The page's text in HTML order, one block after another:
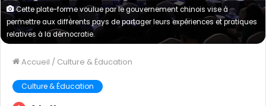
Cette plate-forme voulue par le gouvernement chinois vise à
permettre aux différents pays de partager leurs expériences et pratiques
relatives à la démocratie.
Accueil / Culture & Éducation
Culture & Éducation